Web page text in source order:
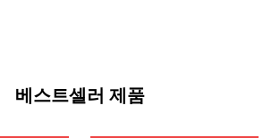
베스트셀러 제품